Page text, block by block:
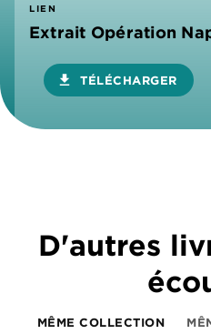
LIEN
Extrait Opération
download TÉLÉCHARGER
D'autres
MÊME COLLECTION